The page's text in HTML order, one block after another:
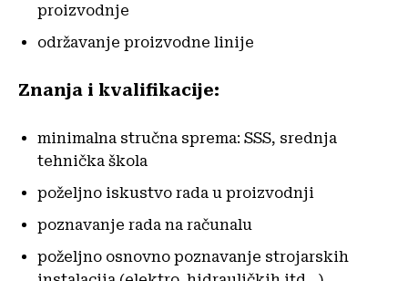
proizvodnje
održavanje proizvodne linije
Znanja i kvalifikacije:
minimalna stručna sprema: SSS, srednja
tehnička škola
poželjno iskustvo rada u proizvodnji
poznavanje rada na računalu
poželjno osnovno poznavanje strojarskih